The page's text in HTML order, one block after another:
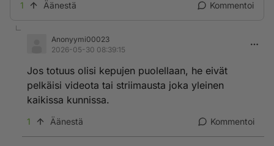
1 Äänestä Kommentoi
Anonyymi00023
2026-05-30 08:39:15
Jos totuus olisi kepujen puolellaan, he eivät
pelkäisi videota tai striimausta joka yleinen
kaikissa kunnissa.
1 Äänestä Kommentoi